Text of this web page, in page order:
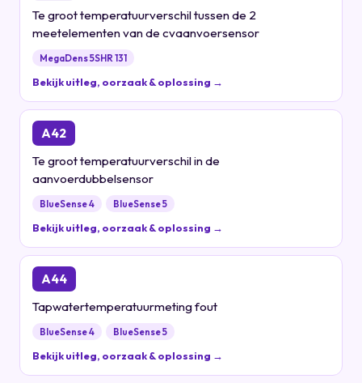
Te groot temperatuurverschil tussen de 2
meetelementen van de cvaanvoersensor
MegaDens 5SHR 131
Bekijk uitleg, oorzaak & oplossing →
A42
Te groot temperatuurverschil in de
aanvoerdubbelsensor
BlueSense 4 BlueSense 5
Bekijk uitleg, oorzaak & oplossing →
A44
Tapwatertemperatuurmeting fout
BlueSense 4 BlueSense 5
Bekijk uitleg, oorzaak & oplossing →